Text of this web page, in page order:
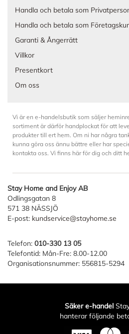
Handla och betala som
Handla och betala som
Garanti & Ångerrätt
Villkor
Presentkort
Om oss
Vi är en e-handelsbutik som säljer
sortiment är därför handplockat för att
produkter till ert hem. Om ni har några
kunna göra oss ännu bättre eller har
kontakta oss. Vi finns här för dig och ditt
Stay Home and Enjoy AB
Odlingsgatan 8
571 38 NÄSSJÖ
E-post: kundservice@stayhome.se
Telefon: 010-330 13 05
Telefontid: Mån-Fre: 8.00-12.00
Organisationsnummer: 556815-5294
Säker e-handel
hanterar följande